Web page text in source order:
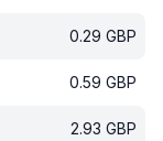
0.29 GBP
0.59 GBP
2.93 GBP